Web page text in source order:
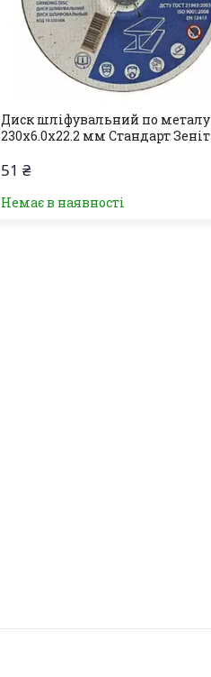
Диск шліфувальний по металу
230х6.0х22.2 мм Стандарт Зеніт
51 ₴
Немає в наявності